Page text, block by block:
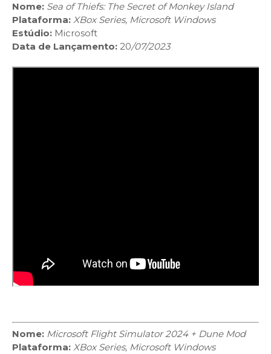
Nome: Sea of Thiefs: The Secret of Monkey Island
Plataforma: XBox Series, Microsoft Windows
Estúdio: Microsoft
Data de Lançamento: 20/07/2023
Nome: Microsoft Flight Simulator 2024 + Dune Mod
Plataforma: XBox Series, Microsoft Windows